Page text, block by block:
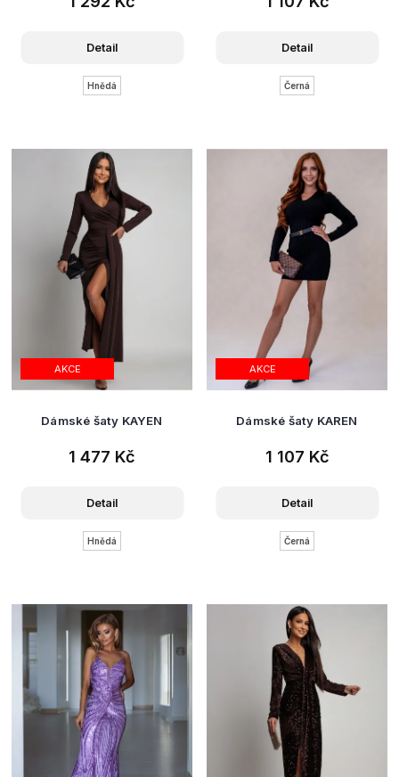
Detail
Hnědá
Detail
Černá
AKCE
Dámské šaty KAYEN
1 477 Kč
Detail
Hnědá
AKCE
Dámské šaty KAREN
1 107 Kč
Detail
Černá